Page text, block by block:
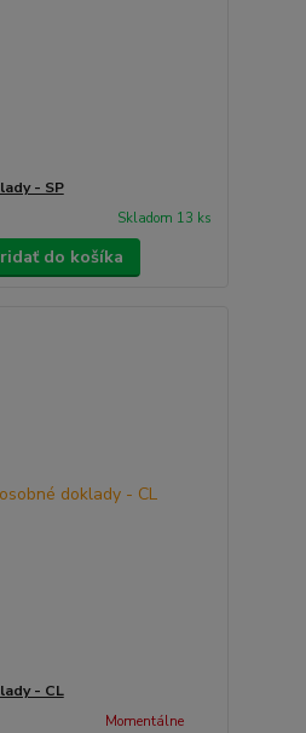
- SP
Skladom 13 ks
do košíka
- CL
Momentálne